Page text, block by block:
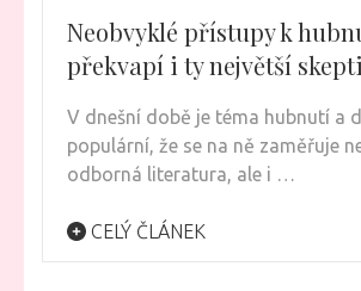
Neobvyklé přístupy k
překvapí i ty největší
V dnešní době je téma hubnutí a
populární, že se na ně zaměřuje
odborná literatura, ale i …
CELÝ ČLÁNEK